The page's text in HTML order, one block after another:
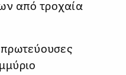
από τροχαία
πρωτεύουσες